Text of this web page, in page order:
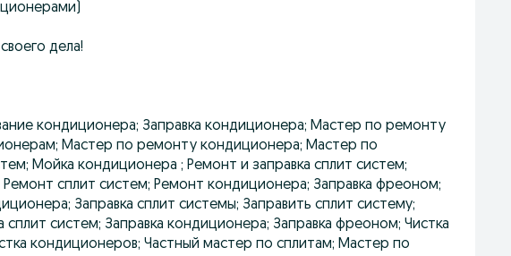
дела!
кондиционера; Заправка кондиционера; Мастер по ремонту
Мастер по ремонту кондиционера; Мастер по
Мойка кондиционера ; Ремонт и заправка сплит систем;
сплит систем; Ремонт кондиционера; Заправка фреоном;
Заправка сплит системы; Заправить сплит систему;
сплит систем; Заправка кондиционера; Заправка фреоном; Чистка
кондиционеров; Частный мастер по сплитам; Мастер по